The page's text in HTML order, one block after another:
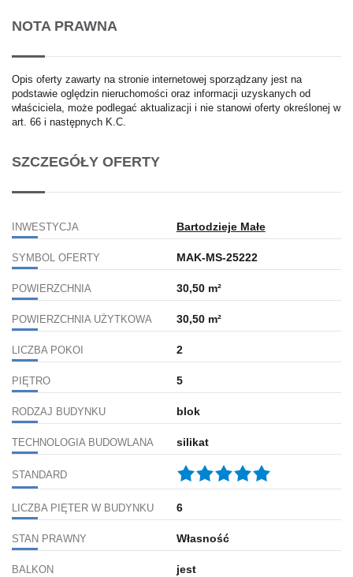
NOTA PRAWNA
Opis oferty zawarty na stronie internetowej sporządzany jest na
podstawie oględzin nieruchomości oraz informacji uzyskanych od
właściciela, może podlegać aktualizacji i nie stanowi oferty określonej w
art. 66 i następnych K.C.
SZCZEGÓŁY OFERTY
INWESTYCJA Bartodzieje Małe
SYMBOL OFERTY MAK-MS-25222
POWIERZCHNIA 30,50 m²
POWIERZCHNIA UŻYTKOWA 30,50 m²
LICZBA POKOI 2
PIĘTRO 5
RODZAJ BUDYNKU blok
TECHNOLOGIA BUDOWLANA silikat
STANDARD
LICZBA PIĘTER W BUDYNKU 6
STAN PRAWNY Własność
BALKON jest